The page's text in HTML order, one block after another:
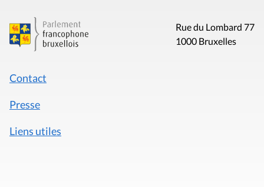
Rue du Lombard 77
1000 Bruxelles
Contact
Presse
Liens utiles